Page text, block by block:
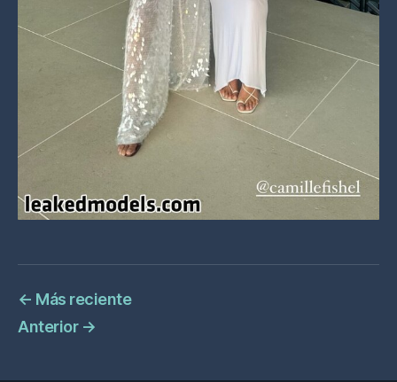
← Más reciente
Anterior →